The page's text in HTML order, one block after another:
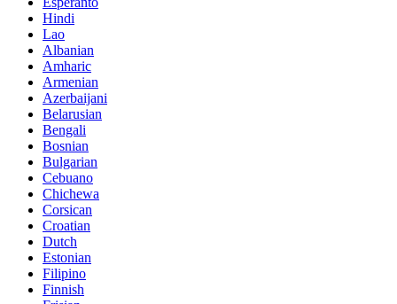
Hindi
Lao
Albanian
Amharic
Armenian
Azerbaijani
Belarusian
Bengali
Bosnian
Bulgarian
Cebuano
Chichewa
Corsican
Croatian
Dutch
Estonian
Filipino
Finnish